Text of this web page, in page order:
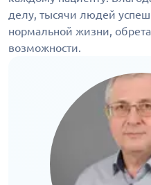
делу, тысячи людей
нормальной жизни,
возможности.